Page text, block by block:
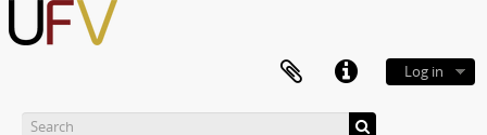
Log in